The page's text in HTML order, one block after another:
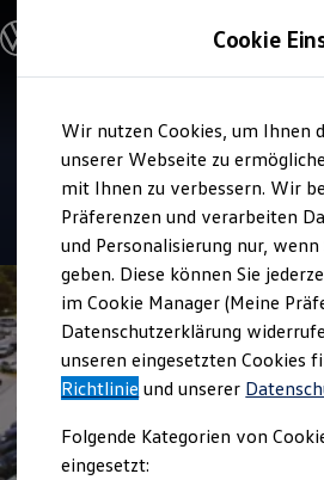
Hauptinhalt
springen
Footer
springen
Modelle & Konfigurator
Nutzfahrzeugkategorien
Modelle konfigurieren
Vorgängermodelle und
Vorgängermodelle
Oldtimer
Bulli Historie
Branchenlösungen &
Umbaulösungen und
Auf- und Umbauten
Groß- und Sonderkunden
Großkunden
Kommunen &
Journalisten
Sportvereine
Branchenlösungen
Gewerbliche
Service & mobile
Verkauf und Service
Autohaus
4.9| 58
Cookie
Wir nutzen Cookies, um Ihnen
unserer Webseite zu
mit Ihnen zu verbessern. Wir
Präferenzen und verarbeiten
und Personalisierung nur,
geben. Diese können Sie
im Cookie Manager (Meine
Datenschutzerklärung
unseren eingesetzten Cookies
Richtlinie und unserer
Folgende Kategorien von
eingesetzt: